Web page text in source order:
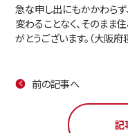
〒573-1167
大阪府枚方市甲斐
受付
急な申し出にもかかわらず
変わることなく、そのまま
がとうございます。（大阪府
前の記事へ
記